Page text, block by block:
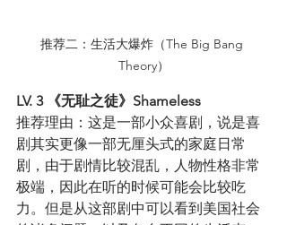
推荐二：生活大爆炸（The Big Bang
Theory）
LV. 3 《无耻之徒》Shameless
推荐理由：这是一部小众喜剧，说是喜
剧其实更像一部无厘头式的家庭日常
剧，由于剧情比较混乱，人物性格非常
极端，因此在听的时候可能会比较吃
力。但是从这部剧中可以看到美国社会